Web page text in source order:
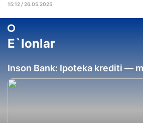
15:12 / 26.05.2025
E`lonlar
Inson Bank: Ipoteka krediti —